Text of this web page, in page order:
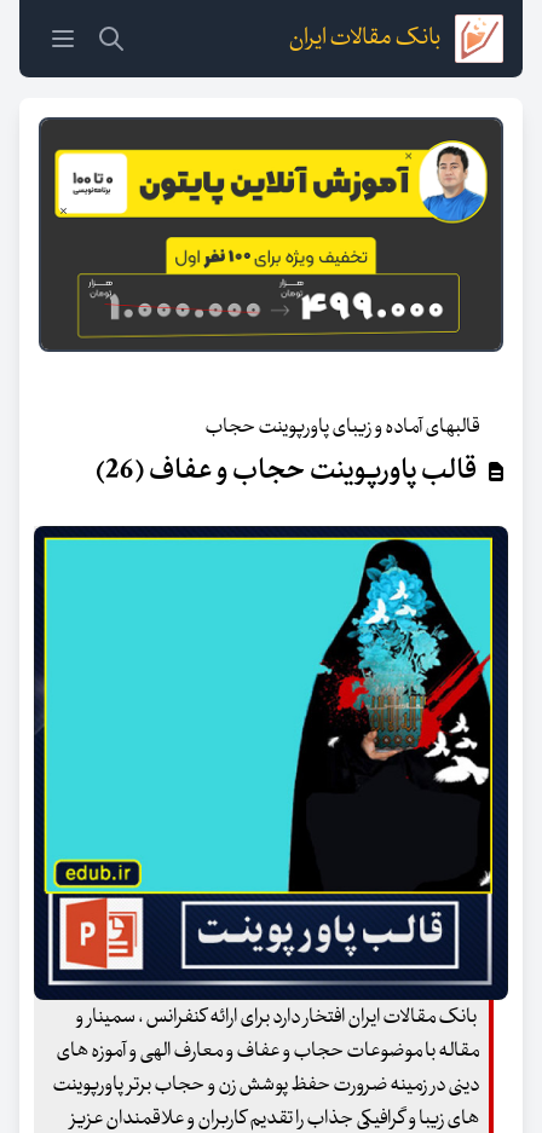
بانک مقالات ایران
قالبهای آماده و زیبای پاورپوینت حجاب
قالب پاورپوینت حجاب و عفاف (26)
بانک مقالات ایران افتخار دارد برای ارائه کنفرانس ، سمینار و
مقاله با موضوعات حجاب و عفاف و معارف الهی و آموزه های
دینی در زمینه ضرورت حفظ پوشش زن و حجاب برتر پاورپوینت
های زیبا و گرافیکی جذاب را تقدیم کاربران و علاقمندان عزیز